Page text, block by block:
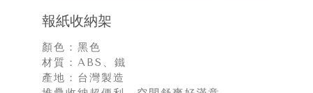
報紙收納架
顏色：黑色
材質：ABS、鐵
產地：台灣製造